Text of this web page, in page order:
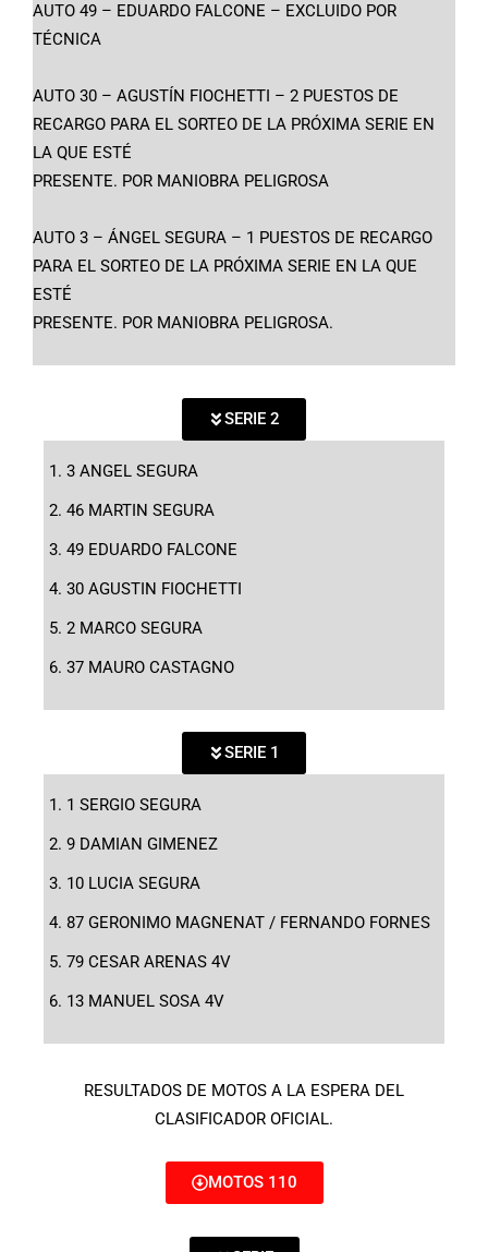
AUTO 49 – EDUARDO FALCONE – EXCLUIDO POR
TÉCNICA
AUTO 30 – AGUSTÍN FIOCHETTI – 2 PUESTOS DE
RECARGO PARA EL SORTEO DE LA PRÓXIMA SERIE EN
LA QUE ESTÉ
PRESENTE. POR MANIOBRA PELIGROSA
AUTO 3 – ÁNGEL SEGURA – 1 PUESTOS DE RECARGO
PARA EL SORTEO DE LA PRÓXIMA SERIE EN LA QUE
ESTÉ
PRESENTE. POR MANIOBRA PELIGROSA.
SERIE 2
3 ANGEL SEGURA
46 MARTIN SEGURA
49 EDUARDO FALCONE
30 AGUSTIN FIOCHETTI
2 MARCO SEGURA
37 MAURO CASTAGNO
SERIE 1
1 SERGIO SEGURA
9 DAMIAN GIMENEZ
10 LUCIA SEGURA
87 GERONIMO MAGNENAT / FERNANDO FORNES
79 CESAR ARENAS 4V
13 MANUEL SOSA 4V
RESULTADOS DE MOTOS A LA ESPERA DEL
CLASIFICADOR OFICIAL.
MOTOS 110